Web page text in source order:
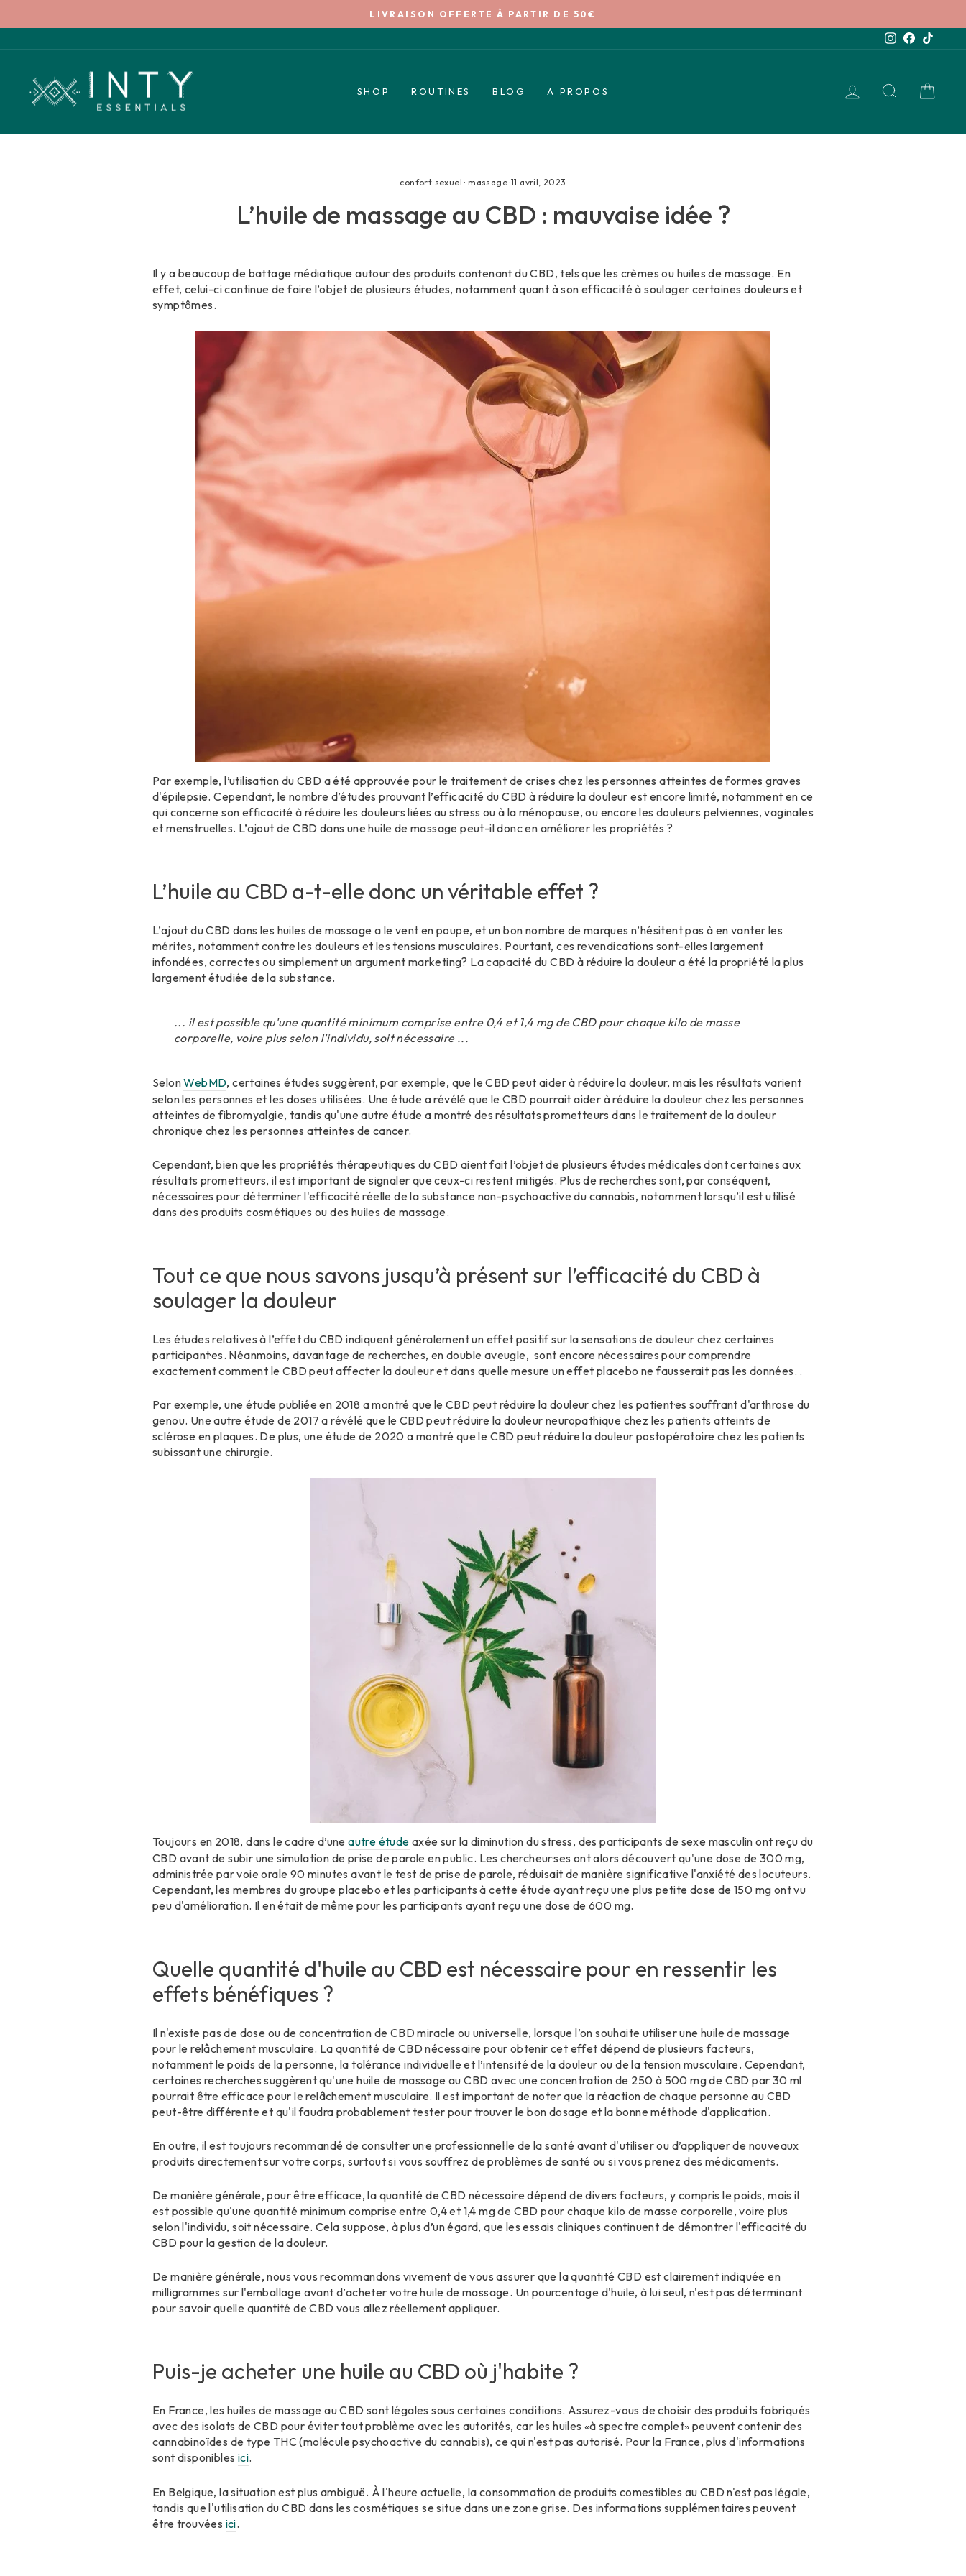
Diaporama
LIVRAISON OFFERTE À PARTIR DE 50€
Instagram
Facebook
SHOP ROUTINES BLOG A PROPOS SE CONNECTER
confort sexuel ·massage ·11 avril, 2023
L’huile de massage au CBD : mauvaise idée ?
Il y a beaucoup de battage médiatique autour des produits contenant du CBD, tels que les crèmes ou huiles de massage. En
effet, celui-ci continue de faire l’objet de plusieurs études, notamment quant à son efficacité à soulager certaines douleurs et
symptômes.
Par exemple, l’utilisation du CBD a été approuvée pour le traitement de crises chez les personnes atteintes de formes graves
d'épilepsie. Cependant, le nombre d’études prouvant l’efficacité du CBD à réduire la douleur est encore limité, notamment en ce
qui concerne son efficacité à réduire les douleurs liées au stress ou à la ménopause, ou encore les douleurs pelviennes, vaginales
et menstruelles. L’ajout de CBD dans une huile de massage peut-il donc en améliorer les propriétés ?
L’huile au CBD a-t-elle donc un véritable effet ?
L’ajout du CBD dans les huiles de massage a le vent en poupe, et un bon nombre de marques n’hésitent pas à en vanter les
mérites, notamment contre les douleurs et les tensions musculaires. Pourtant, ces revendications sont-elles largement
infondées, correctes ou simplement un argument marketing? La capacité du CBD à réduire la douleur a été la propriété la plus
largement étudiée de la substance.
... il est possible qu'une quantité minimum comprise entre 0,4 et 1,4 mg de CBD pour chaque kilo de masse
corporelle, voire plus selon l'individu, soit nécessaire ...
SelonWebMD, certaines études suggèrent, par exemple, que le CBD peut aider à réduire la douleur, mais les résultats varient
selon les personnes et les doses utilisées. Une étude a révélé que le CBD pourrait aider à réduire la douleur chez les personnes
atteintes de fibromyalgie, tandis qu'une autre étude a montré des résultats prometteurs dans le traitement de la douleur
chronique chez les personnes atteintes de cancer.
Cependant, bien que les propriétés thérapeutiques du CBD aient fait l’objet de plusieurs études médicales dont certaines aux
résultats prometteurs, il est important de signaler que ceux-ci restent mitigés. Plus de recherches sont, par conséquent,
nécessaires pour déterminer l'efficacité réelle de la substance non-psychoactive du cannabis, notamment lorsqu’il est utilisé
dans des produits cosmétiques ou des huiles de massage.
Tout ce que nous savons jusqu’à présent sur l’efficacité du CBD à
soulager la douleur
Les études relatives à l’effet du CBD indiquent généralement un effet positif sur la sensations de douleur chez certain·es
participant·es. Néanmoins, davantage de recherches, en double aveugle, sont encore nécessaires pour comprendre
exactement comment le CBD peut affecter la douleur et dans quelle mesure un effet placebo ne fausserait pas les données. .
Par exemple, une étude publiée en 2018 a montré que le CBD peut réduire la douleur chez les patient·es souffrant d'arthrose du
genou. Une autre étude de 2017 a révélé que le CBD peut réduire la douleur neuropathique chez les patients atteints de
sclérose en plaques. De plus, une étude de 2020 a montré que le CBD peut réduire la douleur postopératoire chez les patients
subissant une chirurgie.
Toujours en 2018, dans le cadre d’uneautre étude axée sur la diminution du stress, des participants de sexe masculin ont reçu du
CBD avant de subir une simulation de prise de parole en public. Les chercheur·ses ont alors découvert qu'une dose de 300 mg,
administrée par voie orale 90 minutes avant le test de prise de parole, réduisait de manière significative l'anxiété des locuteurs.
Cependant, les membres du groupe placebo et les participants à cette étude ayant reçu une plus petite dose de 150 mg ont vu
peu d'amélioration. Il en était de même pour les participants ayant reçu une dose de 600 mg.
Quelle quantité d'huile au CBD est nécessaire pour en ressentir les
effets bénéfiques ?
Il n'existe pas de dose ou de concentration de CBD miracle ou universelle, lorsque l’on souhaite utiliser une huile de massage
pour le relâchement musculaire. La quantité de CBD nécessaire pour obtenir cet effet dépend de plusieurs facteurs,
notamment le poids de la personne, la tolérance individuelle et l’intensité de la douleur ou de la tension musculaire. Cependant,
certaines recherches suggèrent qu'une huile de massage au CBD avec une concentration de 250 à 500 mg de CBD par 30 ml
pourrait être efficace pour le relâchement musculaire. Il est important de noter que la réaction de chaque personne au CBD
peut-être différente et qu'il faudra probablement tester pour trouver le bon dosage et la bonne méthode d'application.
En outre, il est toujours recommandé de consulter un·e professionnel·le de la santé avant d'utiliser ou d’appliquer de nouveaux
produits directement sur votre corps, surtout si vous souffrez de problèmes de santé ou si vous prenez des médicaments.
De manière générale, pour être efficace, la quantité de CBD nécessaire dépend de divers facteurs, y compris le poids, mais il
est possible qu'une quantité minimum comprise entre 0,4 et 1,4 mg de CBD pour chaque kilo de masse corporelle, voire plus
selon l'individu, soit nécessaire. Cela suppose, à plus d’un égard, que les essais cliniques continuent de démontrer l'efficacité du
CBD pour la gestion de la douleur.
De manière générale, nous vous recommandons vivement de vous assurer que la quantité CBD est clairement indiquée en
milligrammes sur l'emballage avant d’acheter votre huile de massage. Un pourcentage d'huile, à lui seul, n'est pas déterminant
pour savoir quelle quantité de CBD vous allez réellement appliquer.
Puis-je acheter une huile au CBD où j'habite ?
En France, les huiles de massage au CBD sont légales sous certaines conditions. Assurez-vous de choisir des produits fabriqués
avec des isolats de CBD pour éviter tout problème avec les autorités, car les huiles «à spectre complet» peuvent contenir des
cannabinoïdes de type THC (molécule psychoactive du cannabis), ce qui n'est pas autorisé. Pour la France, plus d'informations
sont disponibles ici.
En Belgique, la situation est plus ambiguë. À l'heure actuelle, la consommation de produits comestibles au CBD n'est pas légale,
tandis que l'utilisation du CBD dans les cosmétiques se situe dans une zone grise. Des informations supplémentaires peuvent
être trouvées ici.